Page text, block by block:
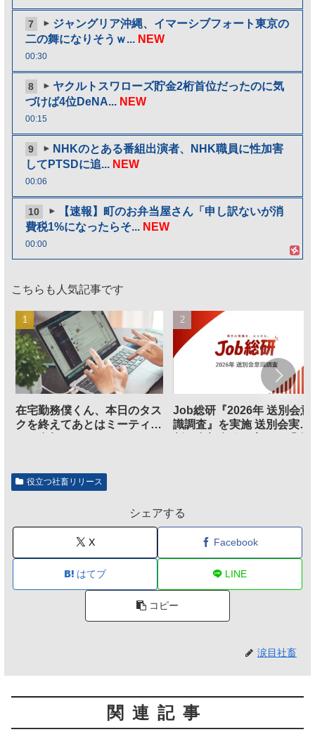
7
ジャングリア沖縄、イマーシブフォート東京の
二の舞になりそうｗ... NEW
00:30
8
ヤクルトスワローズ貯金2桁首位だったのに気
づけば4位DeNA... NEW
00:15
9
NHKのとある番組出演者、NHK職員に性加害
してPTSDに追... NEW
00:06
10
【速報】町のお弁当屋さん「申し訳ないが消
費税1%になったらそ... NEW
00:00
こちらも人気記事です
在宅勤務僕くん、本日のタス
クを終えてあとはミーティン
Job総研『2026年 送別会意
識調査』を実施 送別会実施
役立つ社畜リリース
シェアする
X Facebook
はてブ LINE
コピー
涙目社畜
関連記事